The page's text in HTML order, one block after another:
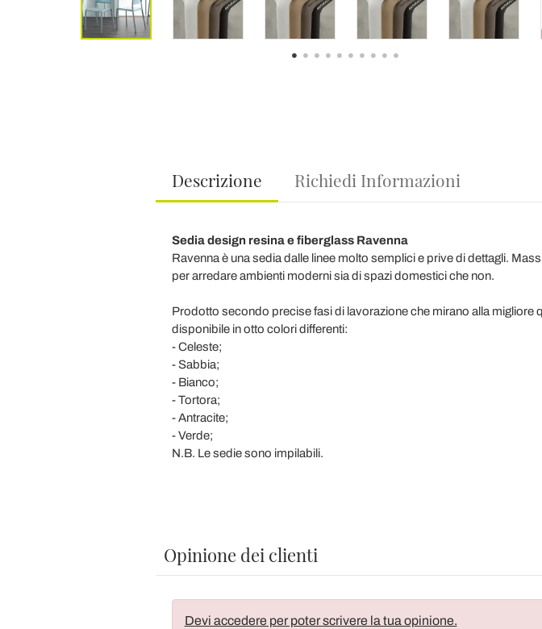
Descrizione Richiedi Informazioni
Sedia design resina e fiberglass Ravenna
Ravenna è una sedia dalle linee molto semplici e prive di dettagli.
per arredare ambienti moderni sia di spazi domestici che non.
Prodotto secondo precise fasi di lavorazione che mirano alla migliore
disponibile in otto colori differenti:
- Celeste;
- Sabbia;
- Bianco;
- Tortora;
- Antracite;
- Verde;
N.B. Le sedie sono impilabili.
Opinione dei clienti
Devi accedere per poter scrivere la tua opinione.